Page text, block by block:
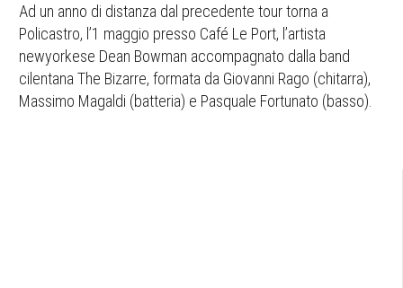
Ad un anno di distanza dal precedente tour torna a
Policastro, l’1 maggio presso Café Le Port, l’artista
newyorkese Dean Bowman accompagnato dalla band
cilentana The Bizarre, formata da Giovanni Rago (chitarra),
Massimo Magaldi (batteria) e Pasquale Fortunato (basso).